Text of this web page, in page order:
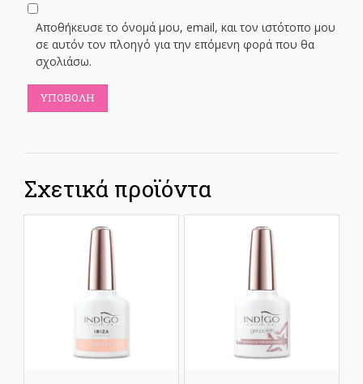
Αποθήκευσε το όνομά μου, email, και τον ιστότοπο μου
σε αυτόν τον πλοηγό για την επόμενη φορά που θα
σχολιάσω.
Σχετικά προϊόντα